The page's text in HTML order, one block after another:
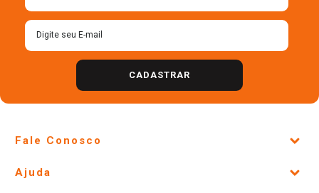
CADASTRAR
Fale Conosco
Lojas Físicas e Horários
Ajuda